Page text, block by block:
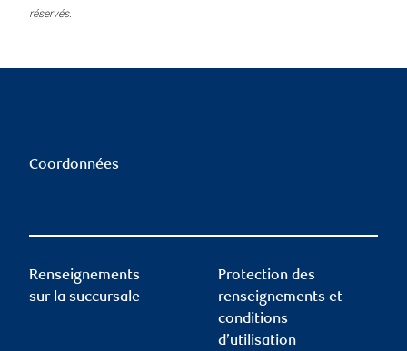
réservés.
Coordonnées
Renseignements
sur la succursale
Protection des
renseignements et
conditions
d’utilisation